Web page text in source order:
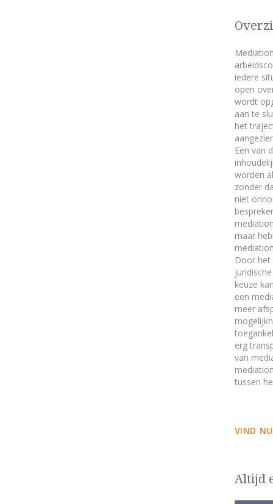
iedere
open
wordt
aan te
het
Een van
worden
zonder
niet
maar
Door het
keuze
een
meer
erg
van
tussen
VIND
Altijd